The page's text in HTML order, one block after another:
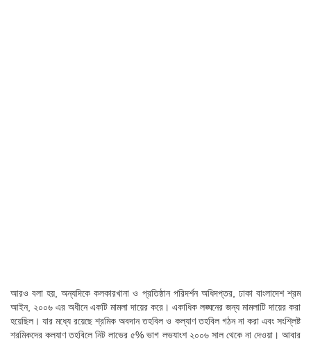
আরও বলা হয়, অন্যদিকে কলকারখানা ও প্রতিষ্ঠান পরিদর্শন অধিদপ্তর, ঢাকা বাংলাদেশ শ্রম
আইন, ২০০৬ এর অধীনে একটি মামলা দায়ের করে। একাধিক লঙ্ঘনের জন্য মামলাটি দায়ের করা
হয়েছিল। যার মধ্যে রয়েছে শ্রমিক অবদান তহবিল ও কল্যাণ তহবিল গঠন না করা এবং সংশ্লিষ্ট
শ্রমিকদের কল্যাণ তহবিলে নিট লাভের ৫% ভাগ লভ্যাংশ ২০০৬ সাল থেকে না দেওয়া। আবার